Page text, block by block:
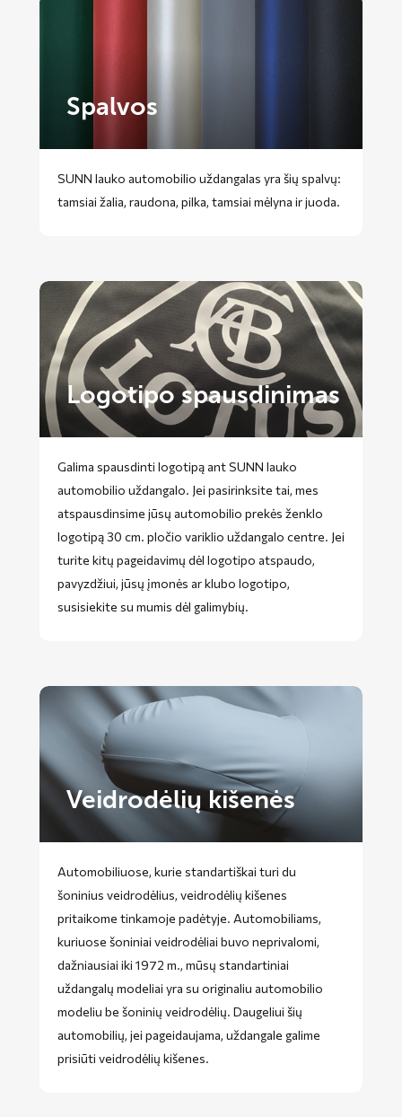
Spalvos
SUNN lauko automobilio uždangalas yra šių spalvų:
tamsiai žalia, raudona, pilka, tamsiai mėlyna ir juoda.
Logotipo spausdinimas
Galima spausdinti logotipą ant SUNN lauko
automobilio uždangalo. Jei pasirinksite tai, mes
atspausdinsime jūsų automobilio prekės ženklo
logotipą 30 cm. pločio variklio uždangalo centre. Jei
turite kitų pageidavimų dėl logotipo atspaudo,
pavyzdžiui, jūsų įmonės ar klubo logotipo,
susisiekite su mumis dėl galimybių.
Veidrodėlių kišenės
Automobiliuose, kurie standartiškai turi du
šoninius veidrodėlius, veidrodėlių kišenes
pritaikome tinkamoje padėtyje. Automobiliams,
kuriuose šoniniai veidrodėliai buvo neprivalomi,
dažniausiai iki 1972 m., mūsų standartiniai
uždangalų modeliai yra su originaliu automobilio
modeliu be šoninių veidrodėlių. Daugeliui šių
automobilių, jei pageidaujama, uždangale galime
prisiūti veidrodėlių kišenes.